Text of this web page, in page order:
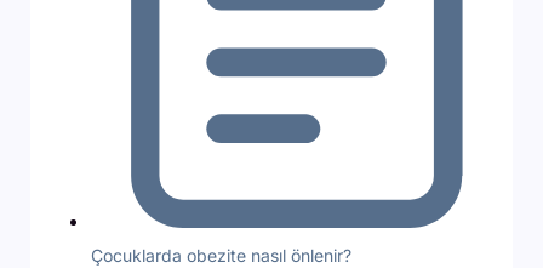
Çocuklarda obezite nasıl önlenir?